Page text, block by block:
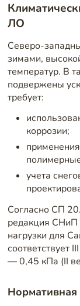
ЛО
Северо-
зимами,
температур. В
подвержены
требует:
коррозии;
учета
Согласно СП
редакция СНиП
нагрузки для
соответствует
— 0,45 кПа (II
Нормативная